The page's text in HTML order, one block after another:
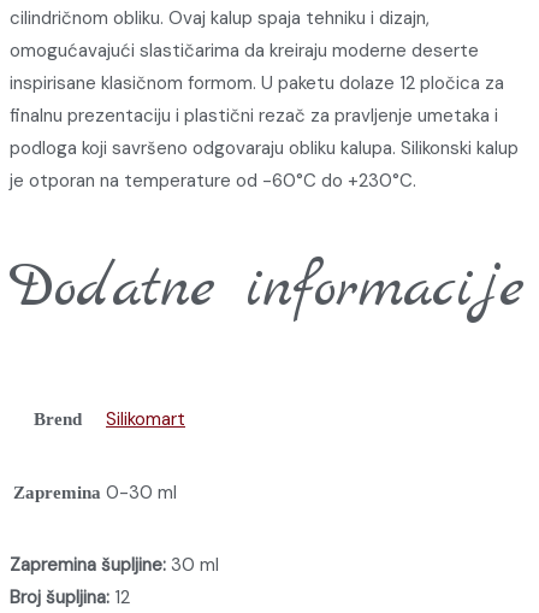
cilindričnom obliku. Ovaj kalup spaja tehniku i dizajn,
omogućavajući slastičarima da kreiraju moderne deserte
inspirisane klasičnom formom. U paketu dolaze 12 pločica za
finalnu prezentaciju i plastični rezač za pravljenje umetaka i
podloga koji savršeno odgovaraju obliku kalupa. Silikonski kalup
je otporan na temperature od -60°C do +230°C.
Dodatne informacije
Brend Silikomart
Zapremina 0-30 ml
Zapremina šupljine: 30 ml
Broj šupljina: 12